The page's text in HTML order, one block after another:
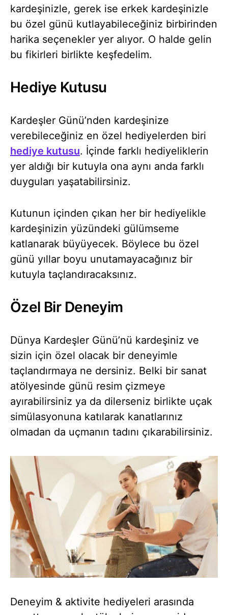
kardeşinizle, gerek ise erkek kardeşinizle
bu özel günü kutlayabileceğiniz birbirinden
harika seçenekler yer alıyor. O halde gelin
bu fikirleri birlikte keşfedelim.
Hediye Kutusu
Kardeşler Günü’nden kardeşinize
verebileceğiniz en özel hediyelerden biri
hediye kutusu. İçinde farklı hediyeliklerin
yer aldığı bir kutuyla ona aynı anda farklı
duyguları yaşatabilirsiniz.
Kutunun içinden çıkan her bir hediyelikle
kardeşinizin yüzündeki gülümseme
katlanarak büyüyecek. Böylece bu özel
günü yıllar boyu unutamayacağınız bir
kutuyla taçlandıracaksınız.
Özel Bir Deneyim
Dünya Kardeşler Günü’nü kardeşiniz ve
sizin için özel olacak bir deneyimle
taçlandırmaya ne dersiniz. Belki bir sanat
atölyesinde günü resim çizmeye
ayırabilirsiniz ya da dilerseniz birlikte uçak
simülasyonuna katılarak kanatlarınız
olmadan da uçmanın tadını çıkarabilirsiniz.
Deneyim & aktivite hediyeleri arasında